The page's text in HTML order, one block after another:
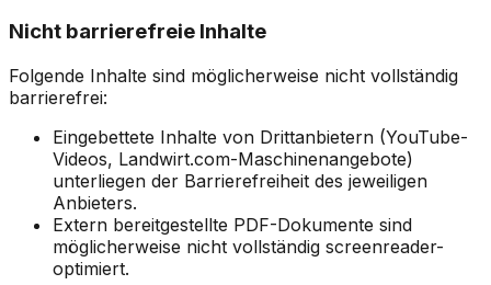
Nicht barrierefreie Inhalte
Folgende Inhalte sind möglicherweise nicht vollständig
barrierefrei:
Eingebettete Inhalte von Drittanbietern (YouTube-
Videos, Landwirt.com-Maschinenangebote)
unterliegen der Barrierefreiheit des jeweiligen
Anbieters.
Extern bereitgestellte PDF-Dokumente sind
möglicherweise nicht vollständig screenreader-
optimiert.